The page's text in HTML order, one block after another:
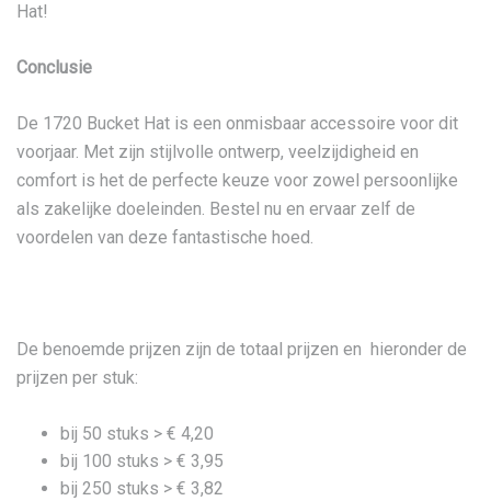
Hat!
Conclusie
De 1720 Bucket Hat is een onmisbaar accessoire voor dit
voorjaar. Met zijn stijlvolle ontwerp, veelzijdigheid en
comfort is het de perfecte keuze voor zowel persoonlijke
als zakelijke doeleinden. Bestel nu en ervaar zelf de
voordelen van deze fantastische hoed.
De benoemde prijzen zijn de totaal prijzen en hieronder de
prijzen per stuk:
bij 50 stuks > € 4,20
bij 100 stuks > € 3,95
bij 250 stuks > € 3,82